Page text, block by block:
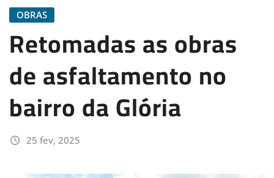
OBRAS
Retomadas as obras
de asfaltamento no
bairro da Glória
25 fev, 2025